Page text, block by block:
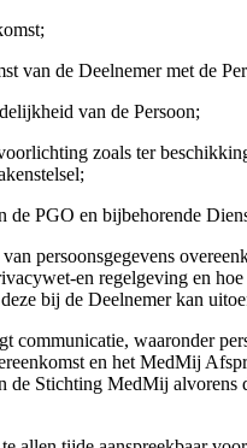
van de Deelnemer met de
van de Persoon;
zoals ter
de PGO en bijbehorende
persoonsgegevens
en regelgeving en hoe
bij de Deelnemer kan
communicatie, waaronder
en het MedMij
de Stichting MedMij alvorens